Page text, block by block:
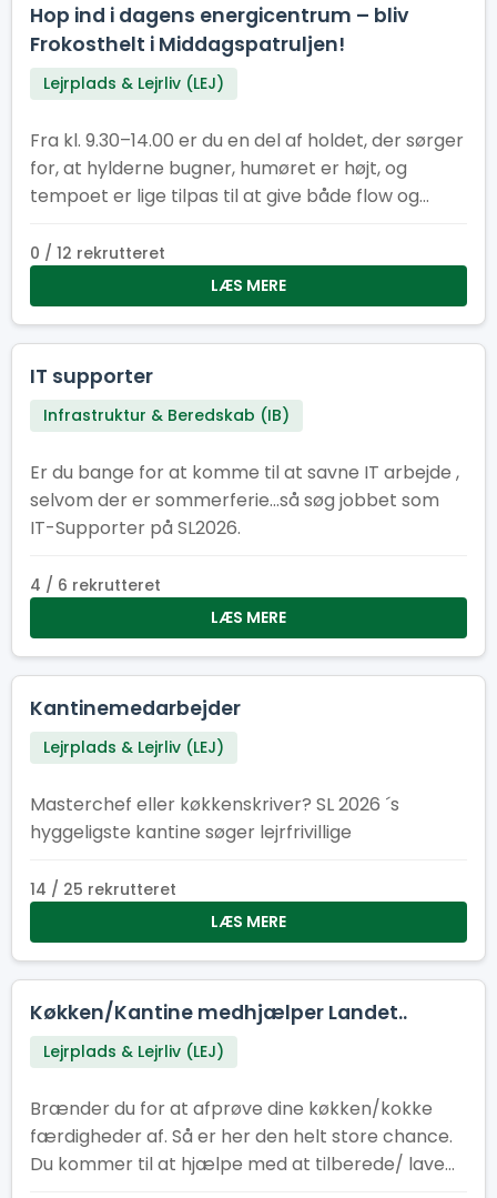
Hop ind i dagens energicentrum – bliv
Frokosthelt i Middagspatruljen!
Lejrplads & Lejrliv (LEJ)
Fra kl. 9.30–14.00 er du en del af holdet, der sørger
for, at hylderne bugner, humøret er højt, og
tempoet er lige tilpas til at give både flow og
hjerte – og du gør det sammen med andre, der
også elsker at være dér, hvor der sker noget.
Kom og vær med! Her er der plads til smil,
Super! Fortæl os gerne hvilke, når du søger – så
ved vi, hvem vi skal sende af sted til internationale
motto er: ”Vi giver energien – I lever eventyret!”
0 / 12 rekrutteret
LÆS MERE
IT supporter
Infrastruktur & Beredskab (IB)
Er du bange for at komme til at savne IT arbejde ,
selvom der er sommerferie...så søg jobbet som
IT-Supporter på SL2026.
4 / 6 rekrutteret
LÆS MERE
Kantinemedarbejder
Lejrplads & Lejrliv (LEJ)
Masterchef eller køkkenskriver? SL 2026 ´s
hyggeligste kantine søger lejrfrivillige
14 / 25 rekrutteret
LÆS MERE
Køkken/Kantine medhjælper Landet..
Lejrplads & Lejrliv (LEJ)
Brænder du for at afprøve dine køkken/kokke
færdigheder af. Så er her den helt store chance.
Du kommer til at hjælpe med at tilberede/ lave